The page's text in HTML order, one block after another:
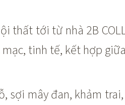
thất tới từ nhà 2B
tinh tế, kết hợp
sợi mây đan, khảm